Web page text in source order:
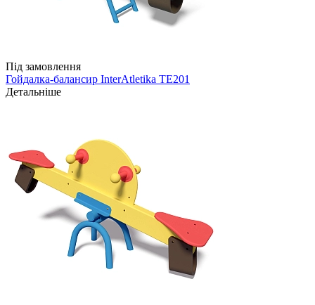
Під замовлення
Гойдалка-балансир InterAtletika TE201
Детальніше